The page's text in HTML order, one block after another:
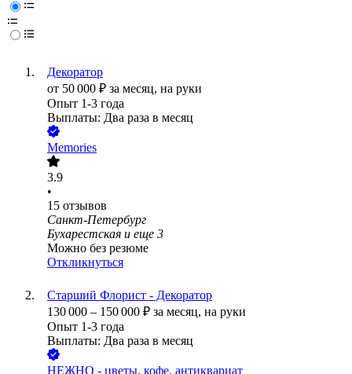
Декоратор
от 50 000 ₽ за месяц, на руки
Опыт 1-3 года
Выплаты: Два раза в месяц
Memories
3.9
•
15 отзывов
Санкт-Петербург
Бухарестская и еще 3
Можно без резюме
Откликнуться
Старший Флорист - Декоратор
130 000 – 150 000 ₽ за месяц, на руки
Опыт 1-3 года
Выплаты: Два раза в месяц
НЕЖНО - цветы, кофе, антиквариат